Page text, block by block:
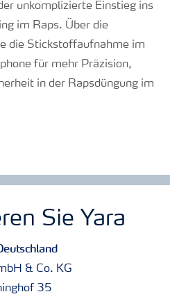
unkomplizierte Einstieg ins
im Raps. Über die
die Stickstoffaufnahme im
für mehr Präzision,
in der Rapsdüngung im
Sie Yara
& Co. KG
35